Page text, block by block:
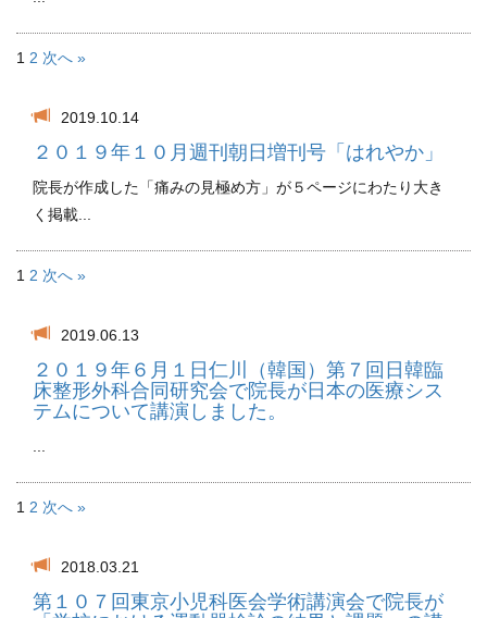
1 2 次へ »
2019.10.14
２０１９年１０月週刊朝日増刊号「はれやか」
院長が作成した「痛みの見極め方」が５ページにわたり大き
く掲載...
1 2 次へ »
2019.06.13
２０１９年６月１日仁川（韓国）第７回日韓臨
床整形外科合同研究会で院長が日本の医療シス
テムについて講演しました。
1 2 次へ »
2018.03.21
第１０７回東京小児科医会学術講演会で院長が